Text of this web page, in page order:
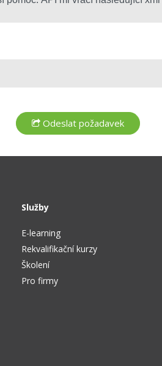
Služby
E-learning
Rekvalifikační kurzy
Školení
Pro firmy